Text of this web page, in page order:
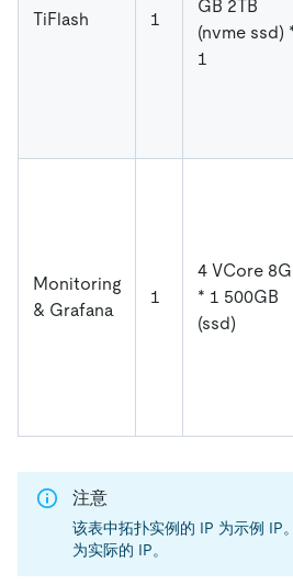
TiFlash 1
GB 2TB
(nvme ssd)
1
Monitoring
& Grafana
1
4 VCore
* 1 500GB
(ssd)
注意
该表中拓扑实例的 IP 为示例 IP
为实际的 IP。